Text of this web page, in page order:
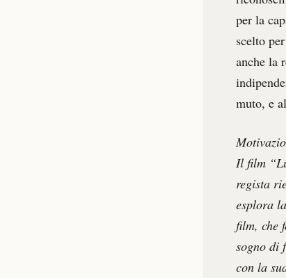
per la
scelto
anche la
muto, e
Il film
regista
esplora
film, che
sogno di
con la